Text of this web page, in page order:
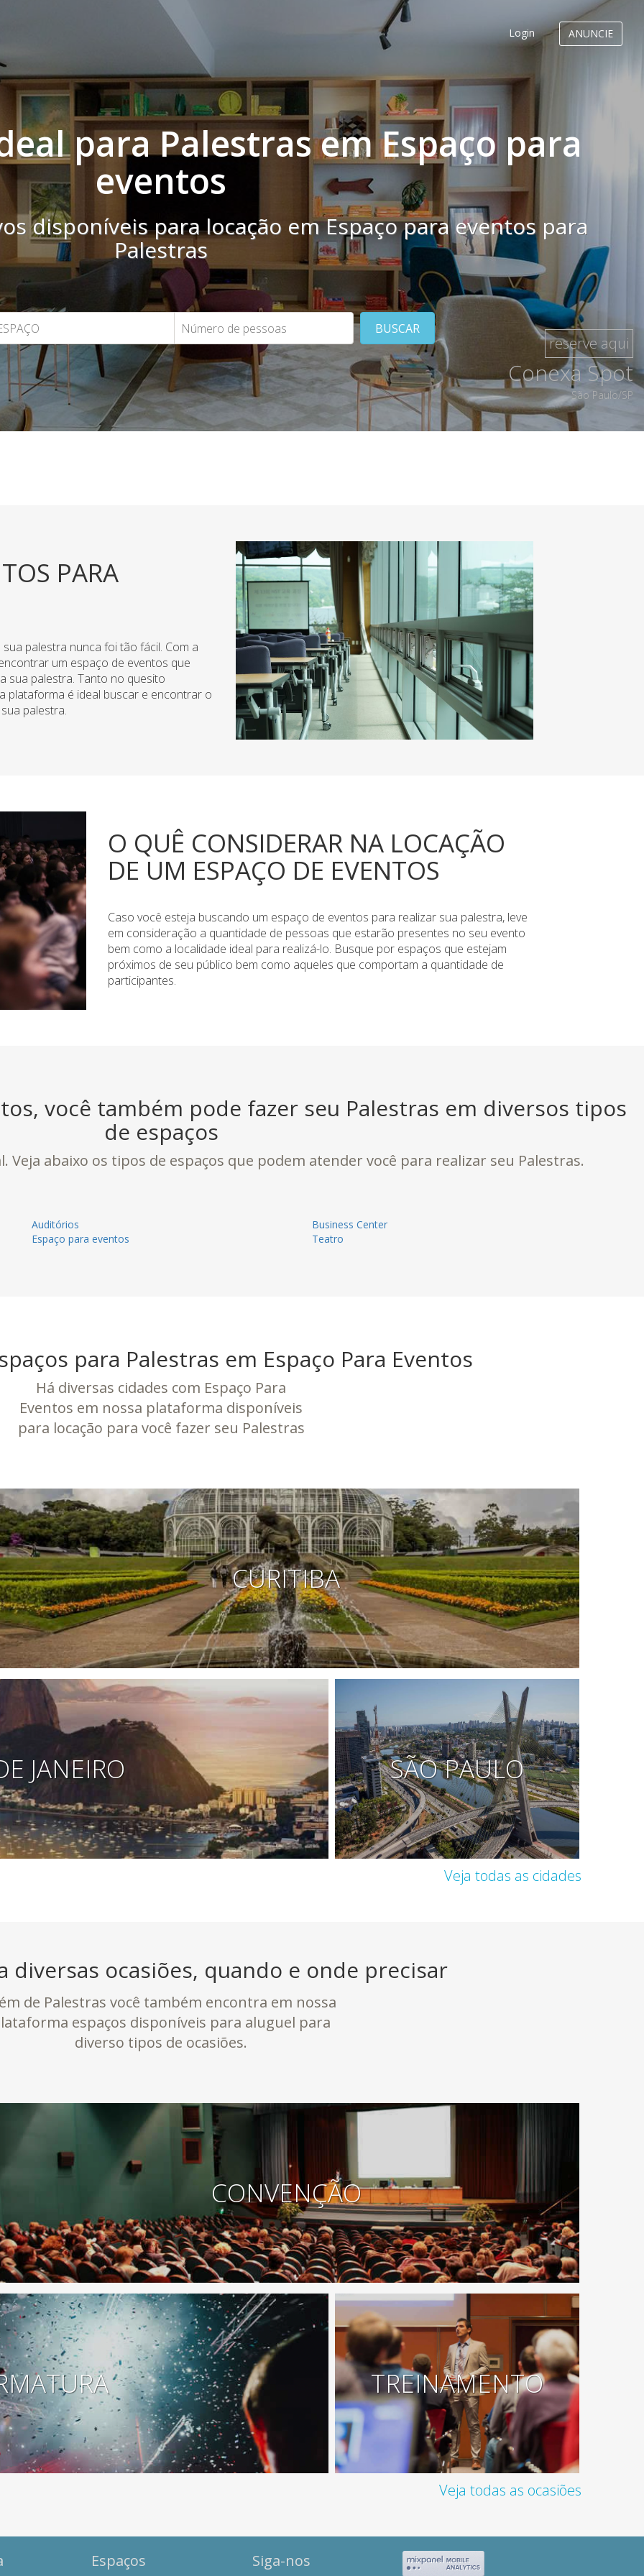
Login ANUNCIE
para Palestras em Espaço para
eventos
disponíveis para locação em Espaço para eventos para
Palestras
BUSCAR
reserve aqui
Conexa Spot
São Paulo/SP
PARA
palestra nunca foi tão fácil. Com a
um espaço de eventos que
sua palestra. Tanto no quesito
plataforma é ideal buscar e encontrar o
palestra.
O QUÊ CONSIDERAR NA LOCAÇÃO
DE UM ESPAÇO DE EVENTOS
Caso você esteja buscando um espaço de eventos para realizar sua palestra, leve
em consideração a quantidade de pessoas que estarão presentes no seu evento
bem como a localidade ideal para realizá-lo. Busque por espaços que estejam
próximos de seu público bem como aqueles que comportam a quantidade de
participantes.
você também pode fazer seu Palestras em diversos tipos
de espaços
abaixo os tipos de espaços que podem atender você para realizar seu Palestras.
Auditórios
Business Center
Espaço para eventos
Teatro
para Palestras em Espaço Para Eventos
Há diversas cidades com Espaço Para
Eventos em nossa plataforma disponíveis
para locação para você fazer seu Palestras
CURITIBA
JANEIRO SÃO PAULO
Veja todas as cidades
diversas ocasiões, quando e onde precisar
de Palestras você também encontra em nossa
espaços disponíveis para aluguel para
diverso tipos de ocasiões.
CONVENÇÃO
TREINAMENTO
Veja todas as ocasiões
Espaços Siga-nos